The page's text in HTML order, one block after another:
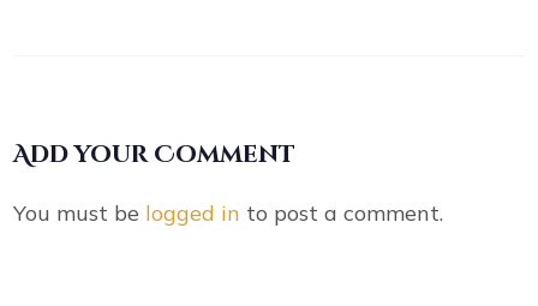
Add your Comment
You must be logged in to post a comment.